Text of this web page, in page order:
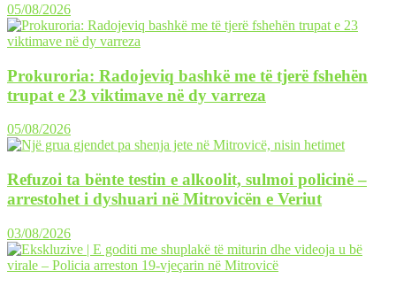
05/08/2026
Prokuroria: Radojeviq bashkë me të tjerë fshehën
trupat e 23 viktimave në dy varreza
05/08/2026
Refuzoi ta bënte testin e alkoolit, sulmoi policinë –
arrestohet i dyshuari në Mitrovicën e Veriut
03/08/2026